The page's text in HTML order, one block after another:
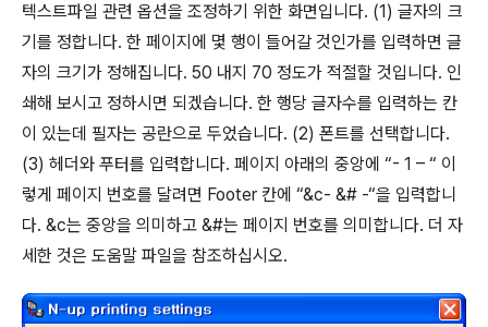
텍스트파일 관련 옵션을 조정하기 위한 화면입니다. (1) 글자의 크
기를 정합니다. 한 페이지에 몇 행이 들어갈 것인가를 입력하면 글
자의 크기가 정해집니다. 50 내지 70 정도가 적절할 것입니다. 인
쇄해 보시고 정하시면 되겠습니다. 한 행당 글자수를 입력하는 칸
이 있는데 필자는 공란으로 두었습니다. (2) 폰트를 선택합니다.
(3) 헤더와 푸터를 입력합니다. 페이지 아래의 중앙에 “- 1 – “ 이
렇게 페이지 번호를 달려면 Footer 칸에 “&c- &# -“을 입력합니
다. &c는 중앙을 의미하고 &#는 페이지 번호를 의미합니다. 더 자
세한 것은 도움말 파일을 참조하십시오.